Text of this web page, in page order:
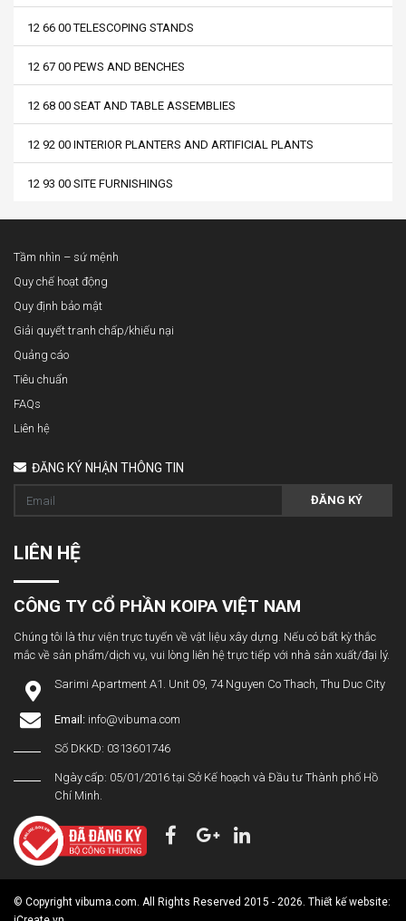
12 66 00 TELESCOPING STANDS
12 67 00 PEWS AND BENCHES
12 68 00 SEAT AND TABLE ASSEMBLIES
12 92 00 INTERIOR PLANTERS AND ARTIFICIAL PLANTS
12 93 00 SITE FURNISHINGS
Tầm nhìn – sứ mệnh
Quy chế hoạt động
Quy định bảo mật
Giải quyết tranh chấp/khiếu nại
Quảng cáo
Tiêu chuẩn
FAQs
Liên hệ
ĐĂNG KÝ NHẬN THÔNG TIN
ĐĂNG KÝ
LIÊN HỆ
CÔNG TY CỔ PHẦN KOIPA VIỆT NAM
Chúng tôi là thư viện trực tuyến về vật liệu xây dựng. Nếu có bất kỳ thắc
mắc về sản phẩm/dịch vụ, vui lòng liên hệ trực tiếp với nhà sản xuất/đại lý.
Sarimi Apartment A1. Unit 09, 74 Nguyen Co Thach, Thu Duc City
Email: info@vibuma.com
Số DKKD: 0313601746
Ngày cấp: 05/01/2016 tại Sở Kế hoạch và Đầu tư Thành phố Hồ
Chí Minh.
© Copyright vibuma.com. All Rights Reserved 2015 - 2026. Thiết kế website: